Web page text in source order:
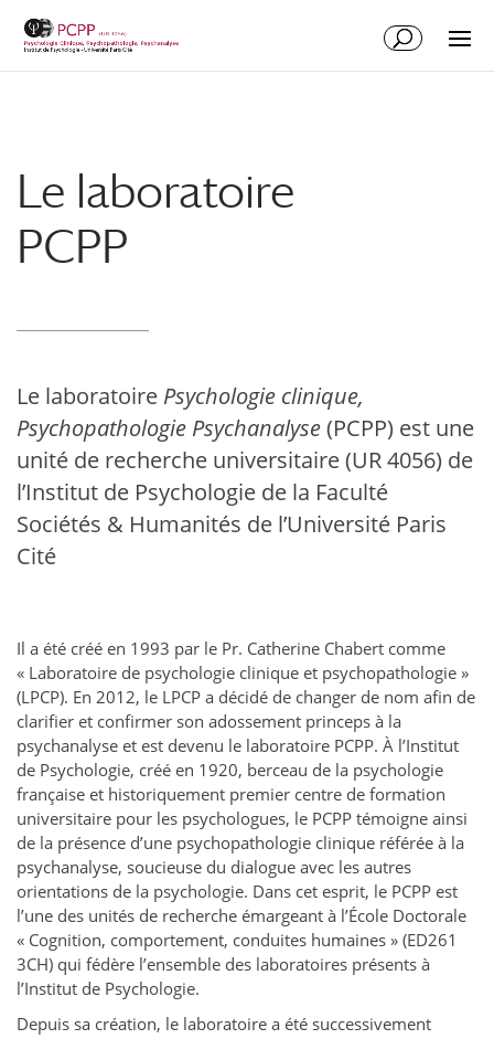
Le laboratoire
PCPP
Le laboratoire Psychologie clinique,
Psychopathologie Psychanalyse(PCPP) est une
unité de recherche universitaire (UR 4056) de
l’Institut de Psychologie de la Faculté
Sociétés & Humanités de l’Université Paris
Cité
Il a été créé en 1993 par le Pr. Catherine Chabert comme
« Laboratoire de psychologie clinique et psychopathologie »
(LPCP). En 2012, le LPCP a décidé de changer de nom afin de
clarifier et confirmer son adossement princeps à la
psychanalyse et est devenu le laboratoire PCPP. À l’Institut
de Psychologie, créé en 1920, berceau de la psychologie
française et historiquement premier centre de formation
universitaire pour les psychologues, le PCPP témoigne ainsi
de la présence d’une psychopathologie clinique référée à la
psychanalyse, soucieuse du dialogue avec les autres
orientations de la psychologie. Dans cet esprit, le PCPP est
l’une des unités de recherche émargeant à l’École Doctorale
« Cognition, comportement, conduites humaines » (ED261
3CH) qui fédère l’ensemble des laboratoires présents à
l’Institut de Psychologie.
Depuis sa création, le laboratoire a été successivement